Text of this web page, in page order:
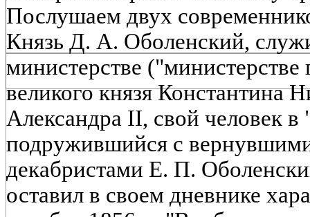
Послушаем двух
Князь Д. А. Оболенский,
министерстве
великого князя Константина
Александра II, свой человек в
подружившийся с
декабристами Е. П.
оставил в своем дневнике